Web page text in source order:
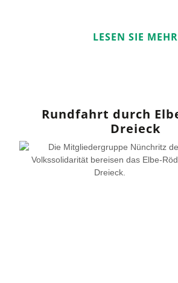
LESEN SIE MEHR
Rundfahrt durch
Dreieck